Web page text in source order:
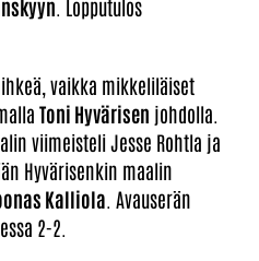
. Lopputulos
vaikka mikkeliläiset
Toni Hyvärisen johdolla.
viimeisteli Jesse Rohtla ja
Hyvärisenkin maalin
Kalliola . Avauserän
2-2.